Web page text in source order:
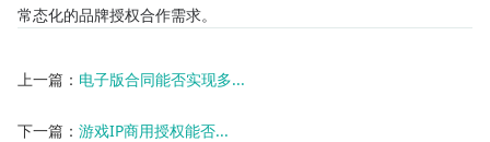
常态化的品牌授权合作需求。
上一篇： 电子版合同能否实现多...
下一篇： 游戏IP商用授权能否...